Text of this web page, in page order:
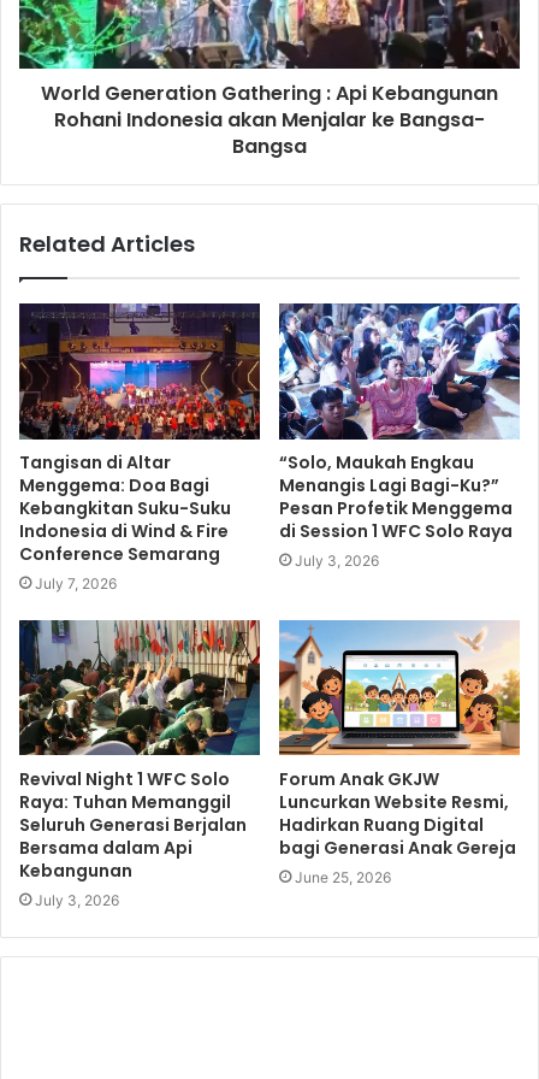
World Generation Gathering : Api Kebangunan
Rohani Indonesia akan Menjalar ke Bangsa-
Bangsa
Related Articles
Tangisan di Altar
Menggema: Doa Bagi
Kebangkitan Suku-Suku
Indonesia di Wind & Fire
Conference Semarang
July 7, 2026
“Solo, Maukah Engkau
Menangis Lagi Bagi-Ku?”
Pesan Profetik Menggema
di Session 1 WFC Solo Raya
July 3, 2026
Revival Night 1 WFC Solo
Raya: Tuhan Memanggil
Seluruh Generasi Berjalan
Bersama dalam Api
Kebangunan
July 3, 2026
Forum Anak GKJW
Luncurkan Website Resmi,
Hadirkan Ruang Digital
bagi Generasi Anak Gereja
June 25, 2026